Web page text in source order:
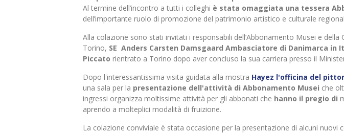
Al termine dell’incontro a tutti i colleghi è stata omaggiata una tessera
dell’importante ruolo di promozione del patrimonio artistico e culturale
Alla colazione sono stati invitati i responsabili dell’Abbonamento Musei e della
Torino, SE Anders Carsten Damsgaard Ambasciatore di Danimarca in
Piccato rientrato a Torino dopo aver concluso la sua carriera presso il
Dopo l'interessantissima visita guidata alla mostra Hayez l'officina del
una sala per la presentazione dell'attività di Abbonamento Musei che
ingressi organizza moltissime attività per gli abbonati che hanno il pregio di
aprendo a molteplici modalità di fruizione.
La colazione conviviale è stata occasione per la presentazione di alcuni nuovi